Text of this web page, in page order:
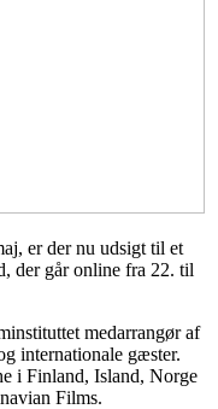
er der nu udsigt til et
der går online fra 22. til
medarrangør af
internationale gæster.
i Finland, Island, Norge
Films.